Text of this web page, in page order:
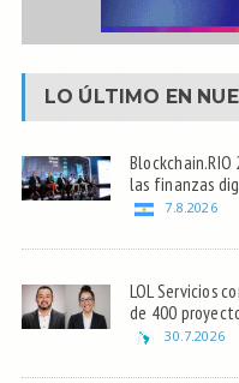
LO ÚLTIMO EN
las finanzas
7.8.2026
LOL Servicios
de 400
30.7.2026